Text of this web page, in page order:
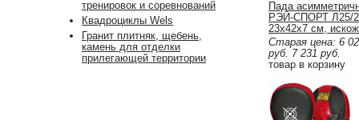
Пада
РЭЙ-СПОРТ Л25/
23х42х7 см,
Старая цена: 6
руб. 7 231 руб.
товар в корзину
тренировок и соревнований
Квадроциклы Wels
Гранит плитняк, щебень,
камень для отделки
прилегающей территории